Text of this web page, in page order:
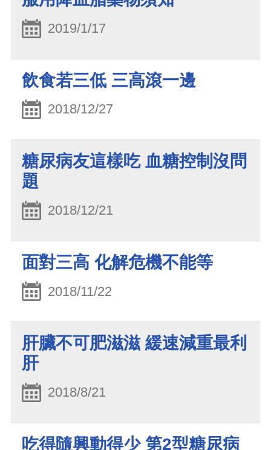
2019/1/17
飲食若三低 三高滾一邊
2018/12/27
糖尿病友這樣吃 血糖控制沒問
題
2018/12/21
面對三高 化解危機不能等
2018/11/22
肝臟不可肥滋滋 緩速減重最利
肝
2018/8/21
吃得隨興動得少 第2型糖尿病